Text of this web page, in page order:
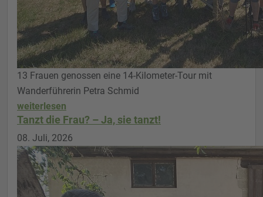
13 Frauen genossen eine 14-Kilometer-Tour mit
Wanderführerin Petra Schmid
weiterlesen
Tanzt die Frau? – Ja, sie tanzt!
08. Juli, 2026